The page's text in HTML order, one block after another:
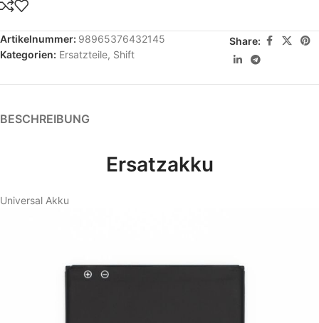
Artikelnummer: 98965376432145
Kategorien: Ersatzteile, Shift
Share:
BESCHREIBUNG
Ersatzakku
Universal Akku